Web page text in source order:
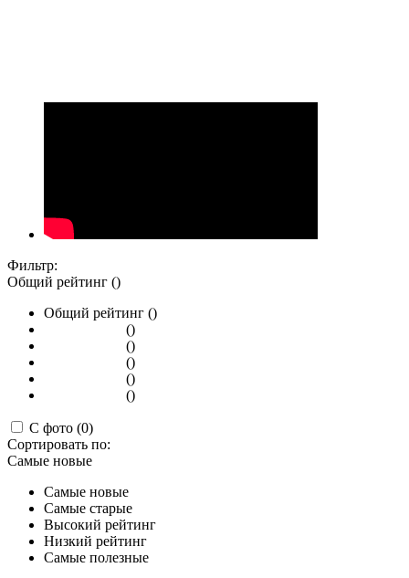
Фильтр:
Общий рейтинг ()
Общий рейтинг ()
()
()
()
()
()
С фото (0)
Сортировать по:
Самые новые
Самые новые
Самые старые
Высокий рейтинг
Низкий рейтинг
Самые полезные